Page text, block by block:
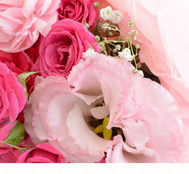
会員制度 まごころク
ラブ
事前相談のすすめ｜稚
葬儀社がわかりやすく
リット・注意点｜稚内の葬
儀社が選び方をわかりやす
く解説